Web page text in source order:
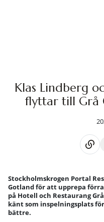
Klas Lindberg
flyttar till Grå
Stockholmskrogen Portal
Gotland för att upprepa
på Hotell och Restaurang
känt som inspelningsplats
bättre.